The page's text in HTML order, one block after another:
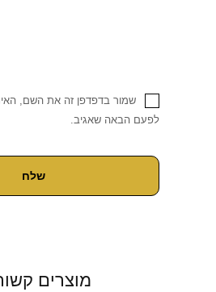
שמור בדפדפן זה את השם,
לפעם הבאה שאגיב.
מוצרים